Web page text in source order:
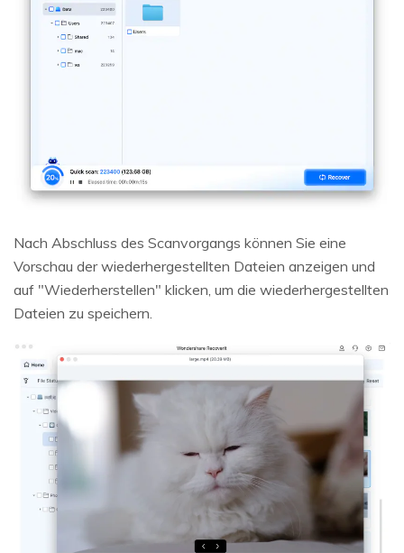
Nach Abschluss des Scanvorgangs können Sie eine
Vorschau der wiederhergestellten Dateien anzeigen und
auf "Wiederherstellen" klicken, um die wiederhergestellten
Dateien zu speichern.